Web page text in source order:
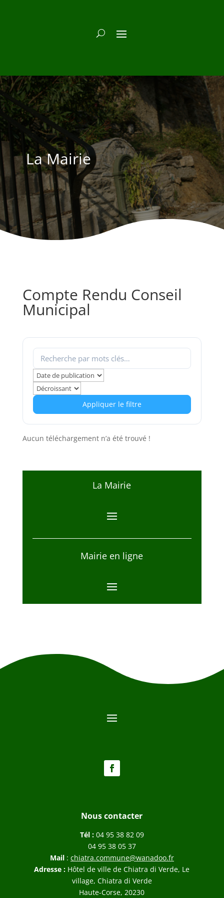
La Mairie
Compte Rendu Conseil
Municipal
Appliquer le filtre
Aucun téléchargement n’a été trouvé !
La Mairie
Mairie en ligne
Nous contacter
Tél : 04 95 38 82 09
04 95 38 05 37
Mail: chiatra.commune@wanadoo.fr
Adresse : Hôtel de ville de Chiatra di Verde, Le
village, Chiatra di Verde
Haute-Corse, 20230